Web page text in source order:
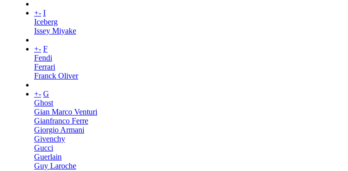
+- I
Iceberg
Issey Miyake
+- F
Fendi
Ferrari
Franck Oliver
+- G
Ghost
Gian Marco Venturi
Gianfranco Ferre
Giorgio Armani
Givenchy
Gucci
Guerlain
Guy Laroche